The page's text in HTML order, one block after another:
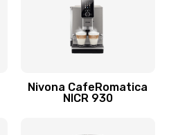
Nivona CafeRomatica
NICR 930